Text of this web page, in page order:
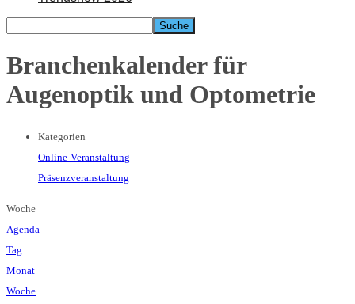
Branchenkalender für
Augenoptik und Optometrie
Kategorien
Online-Veranstaltung
Präsenzveranstaltung
Woche
Agenda
Tag
Monat
Woche